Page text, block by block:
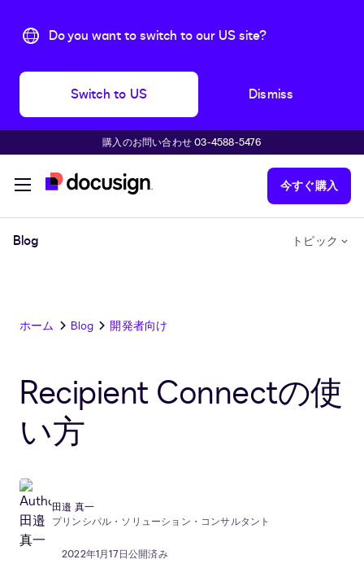
Do you want to switch to our US site?
Switch to US Dismiss
購入のお問い合わせ 03-4588-5476
今すぐ購入
Blog トピック
ホーム Blog 開発者向け
Recipient Connectの使
い方
田邉 真一
プリンシパル・ソリューション・コンサルタント
2022年1月17日公開済み